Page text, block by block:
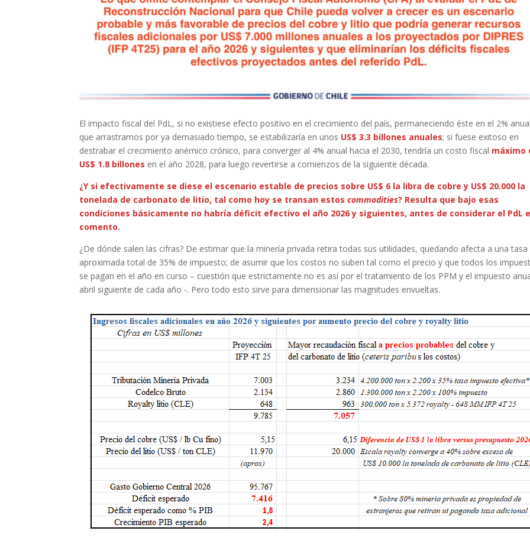
El impacto fiscal del PdL, si no existiese efecto positivo en el crecimiento del país, permaneciendo éste en el 2% anual
que arrastramos por ya demasiado tiempo, se estabilizaría en unos US$ 3.3 billones anuales; si fuese exitoso en
destrabar el crecimiento anémico crónico, para converger al 4% anual hacia el 2030, tendría un costo fiscal máximo
US$ 1.8 billones en el año 2028, para luego revertirse a comienzos de la siguiente década.
¿Y si efectivamente se diese el escenario estable de precios sobre US$ 6 la libra de cobre y US$ 20.000 la
tonelada de carbonato de litio, tal como hoy se transan estoscommodities? Resulta que bajo esas
condiciones básicamente no habría déficit efectivo el año 2026 y siguientes, antes de considerar el PdL
comento.
¿De dónde salen las cifras? De estimar que la minería privada retira todas sus utilidades, quedando afecta a una tasa
aproximada total de 35% de impuesto; de asumir que los costos no suben tal como el precio y que todos los
se pagan en el año en curso – cuestión que estrictamente no es así por el tratamiento de los PPM y el impuesto
abril siguiente de cada año -. Pero todo esto sirve para dimensionar las magnitudes envueltas.